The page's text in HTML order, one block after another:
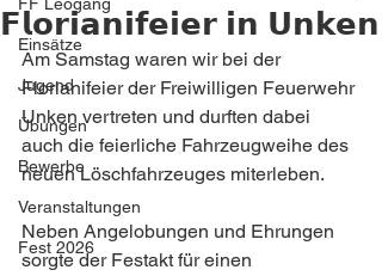
Einsätze
Jugend
Übungen
Bewerbe
Veranstaltungen
Fest 2026
𝗙𝗹𝗼𝗿𝗶𝗮𝗻𝗶𝗳𝗲𝗶𝗲𝗿 𝗶𝗻 𝗨𝗻𝗸𝗲𝗻
Am Samstag waren wir bei der
Florianifeier der Freiwilligen Feuerwehr
Unken vertreten und durften dabei
auch die feierliche Fahrzeugweihe des
neuen Löschfahrzeuges miterleben.
Neben Angelobungen und Ehrungen
sorgte der Festakt für einen